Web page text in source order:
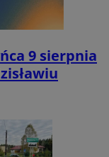
9 sierpnia